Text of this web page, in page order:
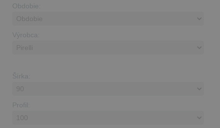
Obdobie:
Výrobca:
Šírka:
Profil: